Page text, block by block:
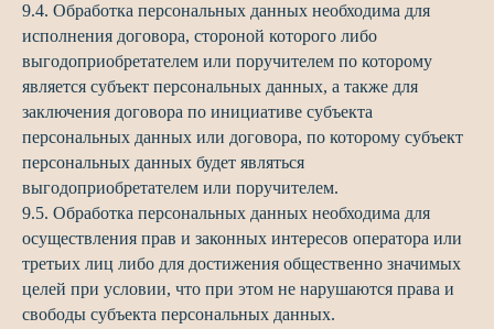
9.4. Обработка персональных данных необходима для
исполнения договора, стороной которого либо
выгодоприобретателем или поручителем по которому
является субъект персональных данных, а также для
заключения договора по инициативе субъекта
персональных данных или договора, по которому субъект
персональных данных будет являться
выгодоприобретателем или поручителем.
9.5. Обработка персональных данных необходима для
осуществления прав и законных интересов оператора или
третьих лиц либо для достижения общественно значимых
целей при условии, что при этом не нарушаются права и
свободы субъекта персональных данных.